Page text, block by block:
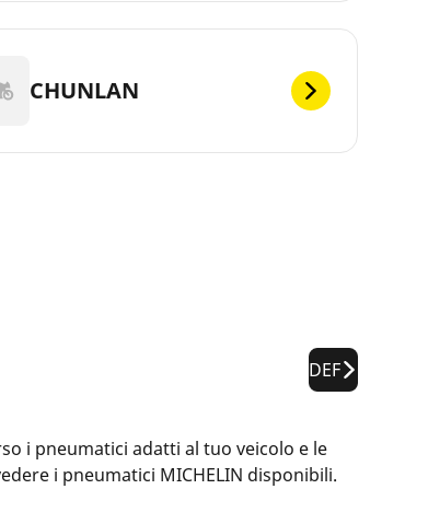
CHUNLAN
DEF
i pneumatici adatti al tuo veicolo e le
i pneumatici MICHELIN disponibili.